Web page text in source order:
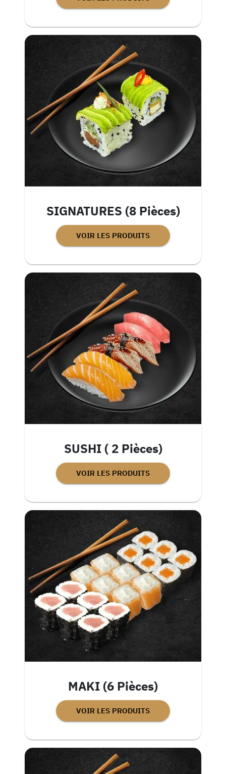
SIGNATURES (8 Pièces)
VOIR LES PRODUITS
SUSHI ( 2 Pièces)
VOIR LES PRODUITS
MAKI (6 Pièces)
VOIR LES PRODUITS